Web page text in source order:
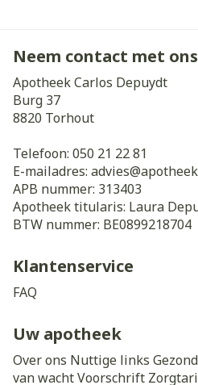
Neem contact met
Apotheek Carlos Depuydt
Burg 37
8820 Torhout
Telefoon: 050 21 22 81
E-mailadres: advies@
APB nummer: 313403
Apotheek titularis: Laura
BTW nummer: BE0899218704
Klantenservice
FAQ
Uw apotheek
Over ons Nuttige links
van wachtVoorschrift